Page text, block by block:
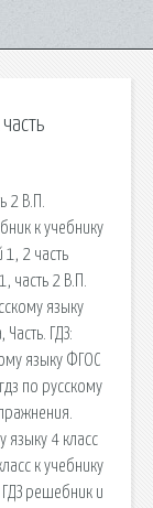
2 В.П.
к учебнику
1, 2 часть
часть 2 В.П.
языку
ГДЗ:
языку ФГОС
по русскому
языку 4 класс
к учебнику
ГДЗ решебник и